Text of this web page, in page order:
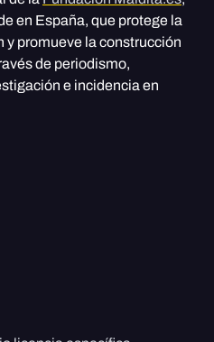
en España, que protege la
y promueve la construcción
de periodismo,
e incidencia en